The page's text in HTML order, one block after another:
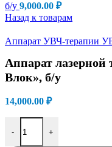
б/у 9,000.00 ₽
Назад к товарам
Аппарат УВЧ-терапии
Аппарат
Влок», б/у
14,000.00 ₽
-
Количество товара
+